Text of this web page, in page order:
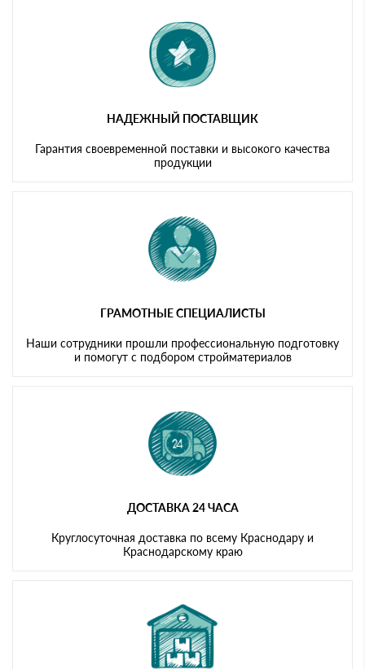
НАДЕЖНЫЙ ПОСТАВЩИК
Гарантия своевременной поставки и высокого качества
продукции
ГРАМОТНЫЕ СПЕЦИАЛИСТЫ
Наши сотрудники прошли профессиональную подготовку
и помогут с подбором стройматериалов
ДОСТАВКА 24 ЧАСА
Круглосуточная доставка по всему Краснодару и
Краснодарскому краю